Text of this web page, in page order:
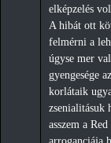
elképzelés
A hibát ott
felmérni a
úgyse mer
gyengesége
korlátaik
zsenialitásuk
asszem a